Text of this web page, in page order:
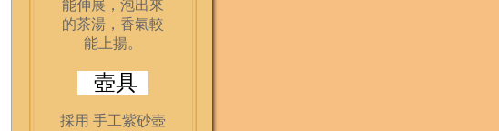
能伸展，泡出來
的茶湯，香氣較
能上揚。
壺具
採用 手工紫砂壺